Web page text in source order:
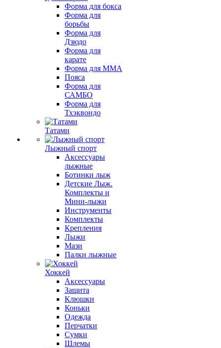
Форма для бокса
Форма для
борьбы
Форма для
Дзюдо
Форма для
карате
Форма для MMA
Пояса
Форма для
САМБО
Форма для
Тхэквондо
Татами
Лыжный спорт
Аксессуары
лыжные
Ботинки лыж
Детские Лыж.
Комплекты и
Мини-лыжи
Инструменты
Комплекты
Крепления
Лыжи
Мази
Палки лыжные
Хоккей
Аксессуары
Защита
Клюшки
Коньки
Одежда
Перчатки
Сумки
Шлемы